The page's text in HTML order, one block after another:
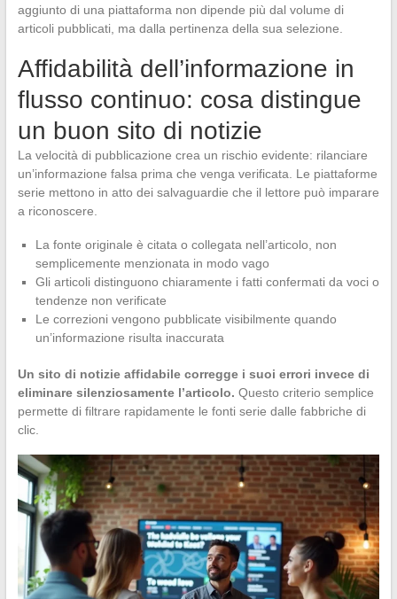
aggiunto di una piattaforma non dipende più dal volume di
articoli pubblicati, ma dalla pertinenza della sua selezione.
Affidabilità dell’informazione in
flusso continuo: cosa distingue
un buon sito di notizie
La velocità di pubblicazione crea un rischio evidente: rilanciare
un’informazione falsa prima che venga verificata. Le piattaforme
serie mettono in atto dei salvaguardie che il lettore può imparare
a riconoscere.
La fonte originale è citata o collegata nell’articolo, non
semplicemente menzionata in modo vago
Gli articoli distinguono chiaramente i fatti confermati da voci o
tendenze non verificate
Le correzioni vengono pubblicate visibilmente quando
un’informazione risulta inaccurata
Un sito di notizie affidabile corregge i suoi errori invece di
eliminare silenziosamente l’articolo. Questo criterio semplice
permette di filtrare rapidamente le fonti serie dalle fabbriche di
clic.